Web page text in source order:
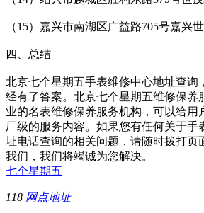
（15）嘉兴市南湖区广益路705号嘉兴
四、总结
北京七个星期五手表维修中心地址查询
经有了答案。北京七个星期五维修保养
业的名表维修保养服务机构，可以给用
厂级的服务内容。如果您有任何关于手
址电话查询的相关问题，请随时拨打页
我们，我们将竭诚为您解决。
七个星期五
118 网点地址